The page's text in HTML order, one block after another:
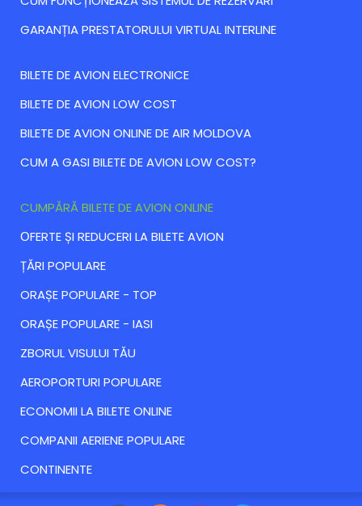
GARANȚIA PRESTATORULUI VIRTUAL INTERLINE
BILETE DE AVION ELECTRONICE
BILETE DE AVION LOW COST
BILETE DE AVION ONLINE DE AIR MOLDOVA
CUM A GASI BILETE DE AVION LOW COST?
CUMPĂRĂ BILETE DE AVION ONLINE
ОFERTE ȘI REDUCERI LA BILETE AVION
ȚĂRI POPULARE
ORAȘE POPULARE - TOP
ORAȘE POPULARE - IASI
ZBORUL VISULUI TĂU
AEROPORTURI POPULARE
ECONOMII LA BILETE ONLINE
COMPANII AERIENE POPULARE
CONTINENTE